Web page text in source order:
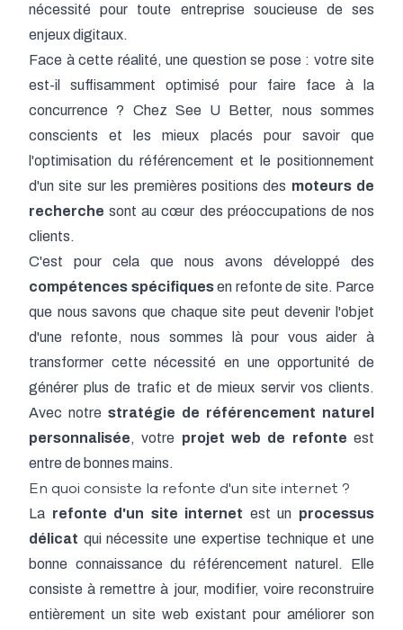
nécessité pour toute entreprise soucieuse de ses
enjeux digitaux.
Face à cette réalité, une question se pose : votre site
est-il suffisamment optimisé pour faire face à la
concurrence ? Chez See U Better, nous sommes
conscients et les mieux placés pour savoir que
l'optimisation du référencement et le positionnement
d'un site sur les premières positions des moteurs de
recherche sont au cœur des préoccupations de nos
clients.
C'est pour cela que nous avons développé des
compétences spécifiquesen refonte de site. Parce
que nous savons que chaque site peut devenir l'objet
d'une refonte, nous sommes là pour vous aider à
transformer cette nécessité en une opportunité de
générer plus de trafic et de mieux servir vos clients.
Avec notre stratégie de référencement naturel
personnalisée, votre projet web de refonte est
entre de bonnes mains.
En quoi consiste la refonte d'un site internet ?
La refonte d'un site internet est un processus
délicat qui nécessite une expertise technique et une
bonne connaissance du référencement naturel. Elle
consiste à remettre à jour, modifier, voire reconstruire
entièrement un site web existant pour améliorer son